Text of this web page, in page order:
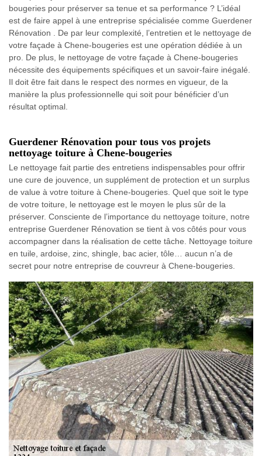
bougeries pour préserver sa tenue et sa performance ? L’idéal
est de faire appel à une entreprise spécialisée comme Guerdener
Rénovation . De par leur complexité, l’entretien et le nettoyage de
votre façade à Chene-bougeries est une opération dédiée à un
pro. De plus, le nettoyage de votre façade à Chene-bougeries
nécessite des équipements spécifiques et un savoir-faire inégalé.
Il doit être fait dans le respect des normes en vigueur, de la
manière la plus professionnelle qui soit pour bénéficier d’un
résultat optimal.
Guerdener Rénovation pour tous vos projets
nettoyage toiture à Chene-bougeries
Le nettoyage fait partie des entretiens indispensables pour offrir
une cure de jouvence, un supplément de protection et un surplus
de value à votre toiture à Chene-bougeries. Quel que soit le type
de votre toiture, le nettoyage est le moyen le plus sûr de la
préserver. Consciente de l’importance du nettoyage toiture, notre
entreprise Guerdener Rénovation se tient à vos côtés pour vous
accompagner dans la réalisation de cette tâche. Nettoyage toiture
en tuile, ardoise, zinc, shingle, bac acier, tôle… aucun n’a de
secret pour notre entreprise de couvreur à Chene-bougeries.